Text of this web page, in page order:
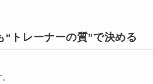
トレーナーの質”で決める